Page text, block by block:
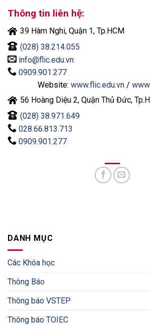
Thông tin liên hệ:
39 Hàm Nghi, Quận 1, Tp.HCM
(028) 38.214.055
info@flic.edu.vn
0909.901.277
Website: www.flic.edu.vn/
56 Hoàng Diệu 2, Quận Thủ Đức,
(028) 38.971.649
028.66.813.713
0909.901.277
DANH MỤC
Các Khóa học
Thông Báo
Thông báo VSTEP
Thông báo TOIEC